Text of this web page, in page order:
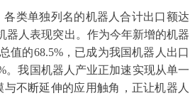
类单独列名的机器人合计出口额达
器人表现突出。作为今年新增的机器
值的68.5%，已成为我国机器人出口
。我国机器人产业正加速实现从单一
不断延伸的应用触角，正让机器人